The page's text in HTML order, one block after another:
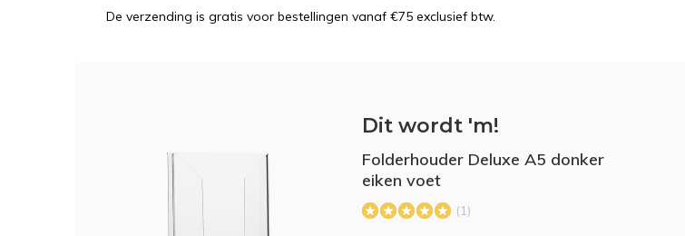
De verzending is gratis voor bestellingen vanaf €75 exclusief btw.
Dit wordt 'm!
Folderhouder Deluxe A5 donker
eiken voet
(1)